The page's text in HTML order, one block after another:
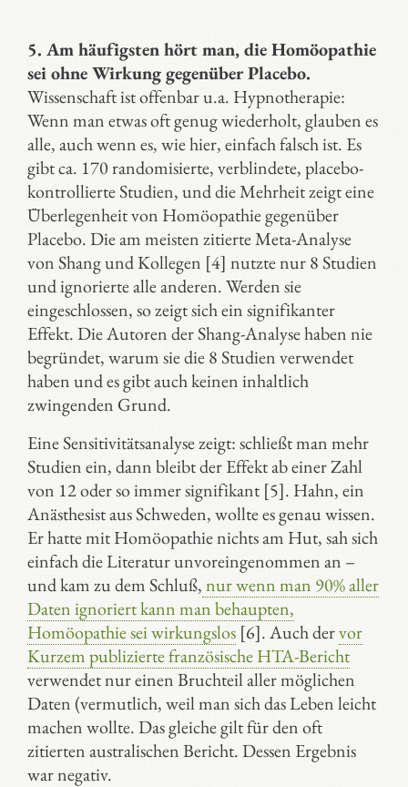
5. Am häufigsten hört man, die Homöopathie
sei ohne Wirkung gegenüber Placebo.
Wissenschaft ist offenbar u.a. Hypnotherapie:
Wenn man etwas oft genug wiederholt, glauben es
alle, auch wenn es, wie hier, einfach falsch ist. Es
gibt ca. 170 randomisierte, verblindete, placebo-
kontrollierte Studien, und die Mehrheit zeigt eine
Überlegenheit von Homöopathie gegenüber
Placebo. Die am meisten zitierte Meta-Analyse
von Shang und Kollegen [4] nutzte nur 8 Studien
und ignorierte alle anderen. Werden sie
eingeschlossen, so zeigt sich ein signifikanter
Effekt. Die Autoren der Shang-Analyse haben nie
begründet, warum sie die 8 Studien verwendet
haben und es gibt auch keinen inhaltlich
zwingenden Grund.
Eine Sensitivitätsanalyse zeigt: schließt man mehr
Studien ein, dann bleibt der Effekt ab einer Zahl
von 12 oder so immer signifikant [5]. Hahn, ein
Anästhesist aus Schweden, wollte es genau wissen.
Er hatte mit Homöopathie nichts am Hut, sah sich
einfach die Literatur unvoreingenommen an –
und kam zu dem Schluß,nur wenn man 90% aller
Daten ignoriert kann man behaupten,
Homöopathie sei wirkungslos [6]. Auch dervor
Kurzem publizierte französische HTA-Bericht
verwendet nur einen Bruchteil aller möglichen
Daten (vermutlich, weil man sich das Leben leicht
machen wollte. Das gleiche gilt für den oft
zitierten australischen Bericht. Dessen Ergebnis
war negativ.